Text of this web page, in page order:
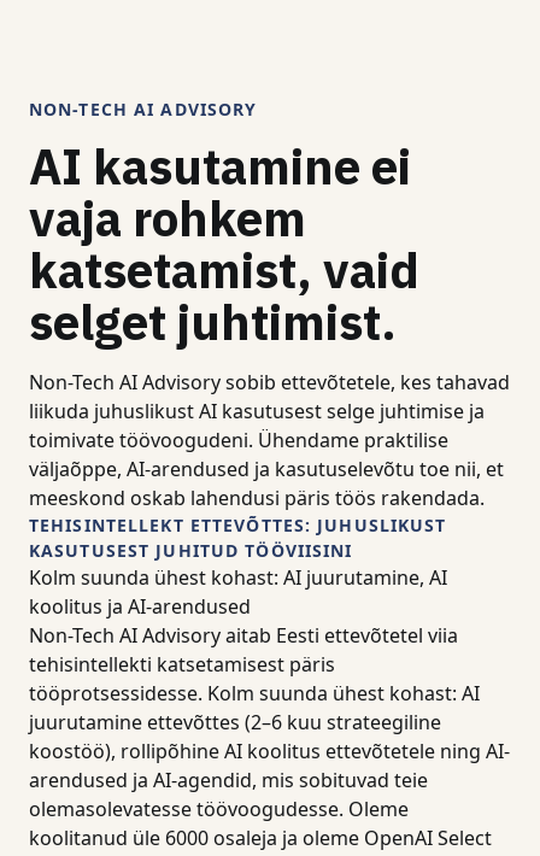
NON-TECH AI ADVISORY
AI kasutamine ei
vaja rohkem
katsetamist, vaid
selget juhtimist.
Non-Tech AI Advisory sobib ettevõtetele, kes tahavad
liikuda juhuslikust AI kasutusest selge juhtimise ja
toimivate töövoogudeni. Ühendame praktilise
väljaõppe, AI-arendused ja kasutuselevõtu toe nii, et
meeskond oskab lahendusi päris töös rakendada.
TEHISINTELLEKT ETTEVÕTTES: JUHUSLIKUST
KASUTUSEST JUHITUD TÖÖVIISINI
Kolm suunda ühest kohast: AI juurutamine, AI
koolitus ja AI-arendused
Non-Tech AI Advisory aitab Eesti ettevõtetel viia
tehisintellekti katsetamisest päris
tööprotsessidesse. Kolm suunda ühest kohast: AI
juurutamine ettevõttes (2–6 kuu strateegiline
koostöö), rollipõhine AI koolitus ettevõtetele ning AI-
arendused ja AI-agendid, mis sobituvad teie
olemasolevatesse töövoogudesse. Oleme
koolitanud üle 6000 osaleja ja oleme OpenAI Select